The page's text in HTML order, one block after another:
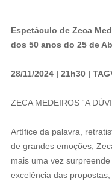
Espetáculo de Zeca
dos 50 anos do 25 de
28/11/2024 | 21h30 |
ZECA MEDEIROS “A
Artífice da palavra,
de grandes emoções,
mais uma vez
excelência das